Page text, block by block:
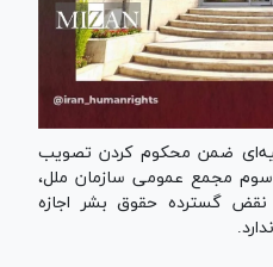
ضمن محکوم کردن تصویب
سوم مجمع عمومی سازمان ملل،
نقض گسترده حقوق بشر اجازه